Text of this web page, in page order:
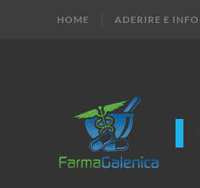
HOME ADERIRE E INFO